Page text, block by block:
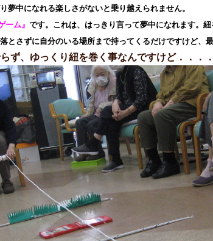
夢中になれる楽しさがないと乗り越えられません。
ーム』 です。これは、はっきり言って夢中になれます。
とさずに自分のいる場所まで持ってくるだけですけど、
ず、ゆっくり紐を巻く事なんですけど．．．．